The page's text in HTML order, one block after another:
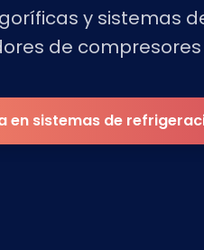
y sistemas
de
en sistemas de